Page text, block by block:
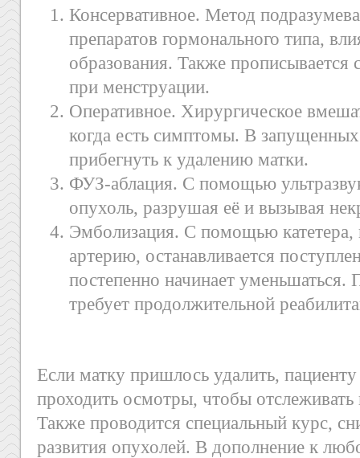
Консервативное. Метод
препаратов гормонального типа,
образования. Также прописывается
при менструации.
Оперативное. Хирургическое
когда есть симптомы. В
прибегнуть к удалению матки.
ФУЗ-аблация. С помощью
опухоль, разрушая её и вызывая
Эмболизация. С помощью катетера,
артерию, останавливается
постепенно начинает уменьшаться.
требует продолжительной
Если матку пришлось удалить,
проходить осмотры, чтобы
Также проводится специальный курс,
развития опухолей. В дополнение к